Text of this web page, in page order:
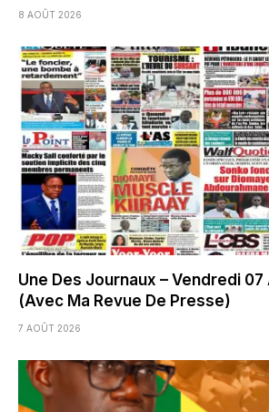
8 AOÛT 2026
Une Des Journaux – Vendredi
(Avec Ma Revue De Presse)
7 AOÛT 2026